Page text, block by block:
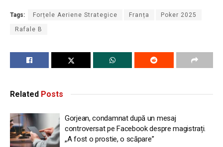
Tags: Forțele Aeriene Strategice Franța Poker 2025
Rafale B
Related Posts
Gorjean, condamnat după un mesaj
controversat pe Facebook despre magistrați.
„A fost o prostie, o scăpare”